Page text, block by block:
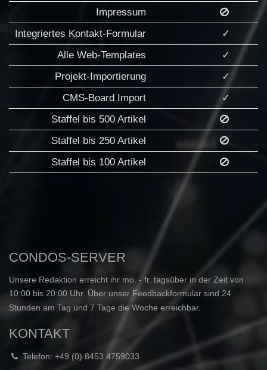
Impressum
Integriertes Kontakt-Formular
✓
Alle Web-Templates
✓
Projekt-Importierung
✓
CMS-Board Import
✓
Staffel bis 500 Artikel
Staffel bis 250 Artikel
Staffel bis 100 Artikel
CONDOS-SERVER
Unsere Redaktion erreicht ihr mo. - fr. tagsüber in der Zeit von
10:00 bis 20:00 Uhr. Über unser Feedbackformular sind 24
Stunden am Tag und 7 Tage die Woche erreichbar.
KONTAKT
Telefon: +49 (0) 8453 4759033